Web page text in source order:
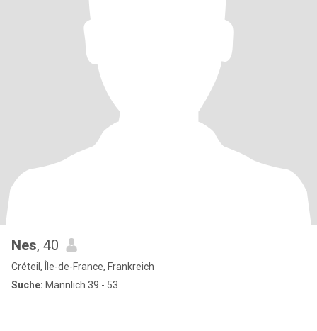
Nes, 40
Créteil, Île-de-France, Frankreich
Suche: Männlich 39 - 53